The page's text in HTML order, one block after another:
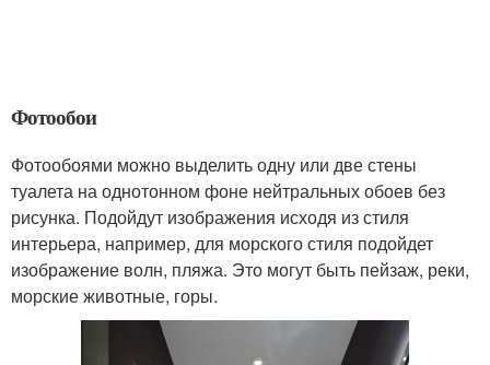
Фотообои
Фотообоями можно выделить одну или две стены
туалета на однотонном фоне нейтральных обоев без
рисунка. Подойдут изображения исходя из стиля
интерьера, например, для морского стиля подойдет
изображение волн, пляжа. Это могут быть пейзаж, реки,
морские животные, горы.